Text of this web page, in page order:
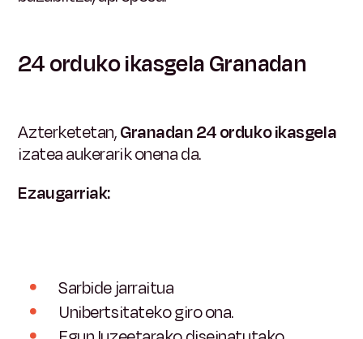
24 orduko ikasgela Granadan
Azterketetan,Granadan 24 orduko ikasgela
izatea aukerarik onena da.
Ezaugarriak:
Sarbide jarraitua
Unibertsitateko giro ona.